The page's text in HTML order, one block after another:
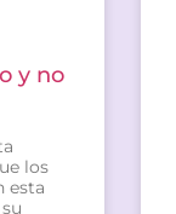
y no
los
esta